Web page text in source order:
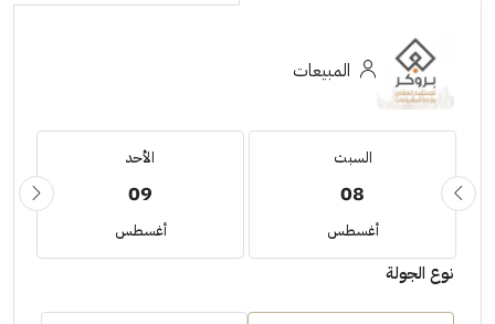
المبيعات
السبت
08
أغسطس
الأحد
09
أغسطس
نوع الجولة